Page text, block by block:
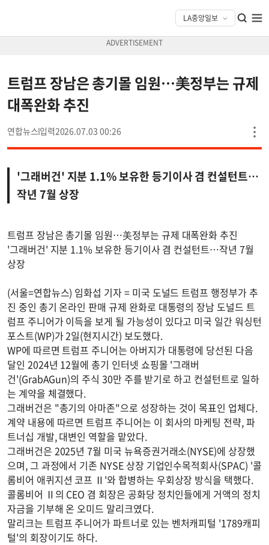
트럼프 장남은 총기몰 임원…美정부는 규제
대폭완화 추진
연합뉴스 2026.07.03 00:26
'그래버건' 지분 1.1% 보유한 등기이사 겸 컨설턴트…
작년 7월 상장
트럼프 장남은 총기몰 임원…美정부는 규제 대폭완화 추진
'그래버건' 지분 1.1% 보유한 등기이사 겸 컨설턴트…작년 7월
상장
(서울=연합뉴스) 임화섭 기자 = 미국 도널드 트럼프 행정부가 추
진 중인 총기 온라인 판매 규제 완화로 대통령의 장남 도널드 트
럼프 주니어가 이득을 보게 될 가능성이 있다고 미국 일간 워싱턴
포스트(WP)가 2일(현지시간) 보도했다.
WP에 따르면 트럼프 주니어는 아버지가 대통령에 당선된 다음
달인 2024년 12월에 총기 인터넷 쇼핑몰 '그래버
건'(GrabAGun)의 주식 30만 주를 받기로 하고 컨설턴트로 일하
는 계약을 체결했다.
그래버건은 "총기의 아마존"으로 성장하는 것이 목표인 업체다.
계약 내용에 따르면 트럼프 주니어는 이 회사의 마케팅 전략, 파
트너십 개발, 대변인 역할을 맡았다.
그래버건은 2025년 7월 미국 뉴욕증권거래소(NYSE)에 상장했
으며, 그 과정에서 기존 NYSE 상장 기업인수목적회사(SPAC) '콜
롬비어 애퀴지션 코프 Ⅱ'와 합병하는 우회상장 방식을 택했다.
콜롬비어 Ⅱ의 CEO 겸 회장은 공화당 정치인들에게 거액의 정치
자금을 기부해 온 오미드 말리크였다.
말리크는 트럼프 주니어가 파트너로 있는 벤처캐피털 '1789캐피
털'의 회장이기도 하다.